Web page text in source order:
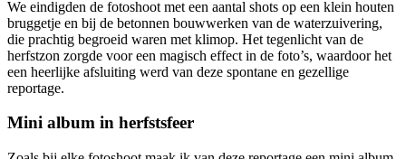
We eindigden de fotoshoot met een aantal shots op een klein houten
bruggetje en bij de betonnen bouwwerken van de waterzuivering,
die prachtig begroeid waren met klimop. Het tegenlicht van de
herfstzon zorgde voor een magisch effect in de foto’s, waardoor het
een heerlijke afsluiting werd van deze spontane en gezellige
reportage.
Mini album in herfstsfeer